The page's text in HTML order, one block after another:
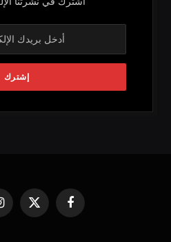
فيسبوك
X
(Twitter)